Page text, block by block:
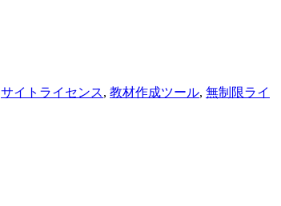
サイトライセンス, 教材作成ツール, 無制限ライ